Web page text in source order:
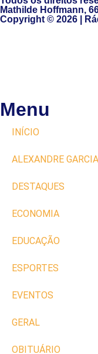
Mathilde Hoffmann,
Copyright © 2026 |
Menu
INÍCIO
ALEXANDRE GARCIA
DESTAQUES
ECONOMIA
EDUCAÇÃO
ESPORTES
EVENTOS
GERAL
OBITUÁRIO